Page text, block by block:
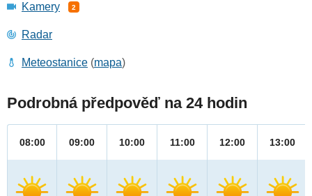
Kamery 2
Radar
Meteostanice (mapa)
Podrobná předpověď na 24 hodin
08:00 09:00 10:00 11:00 12:00 13:00